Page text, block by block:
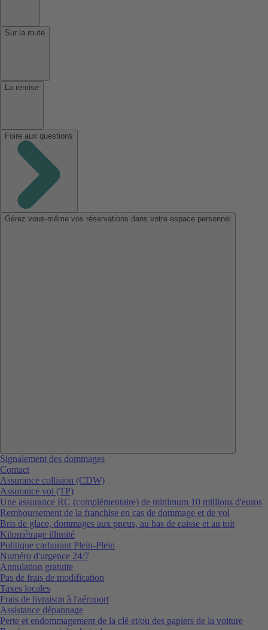
Sur la route
La remise
Foire aux questions
Gérez vous-même vos réservations dans votre espace personnel
Signalement des dommages
Contact
Assurance collision (CDW)
Assurance vol (TP)
Une assurance RC (complémentaire) de minimum 10 millions d'euros
Remboursement de la franchise en cas de dommage et de vol
Bris de glace, dommages aux pneus, au bas de caisse et au toit
Kilométrage illimité
Politique carburant Plein-Plein
Numéro d'urgence 24/7
Annulation gratuite
Pas de frais de modification
Taxes locales
Frais de livraison à l'aéroport
Assistance dépannage
Perte et endommagement de la clé et/ou des papiers de la voiture